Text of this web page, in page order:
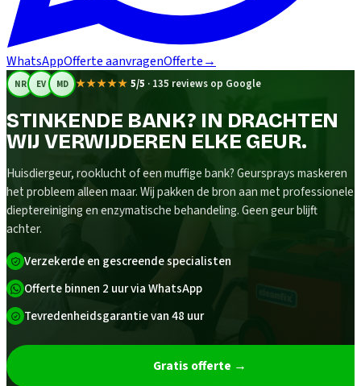
WhatsAppOfferte aanvragenOfferte→
NR EV MD ★★★★★ 5/5 · 135 reviews op Google
STINKENDE BANK? IN DRACHTEN
WIJ VERWIJDEREN ELKE GEUR.
Huisdiergeur, rooklucht of een muffige bank? Geursprays maskeren
het probleem alleen maar. Wij pakken de bron aan met professionele
dieptereiniging en enzymatische behandeling. Geen geur blijft
achter.
Verzekerde en gescreende specialisten
Offerte binnen 2 uur via WhatsApp
Tevredenheidsgarantie van 48 uur
Gratis offerte →